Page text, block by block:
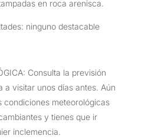
en roca arenisca.
ninguno destacable
Consulta la previsión
a visitar unos días antes. Aún
condiciones meteorológicas
y tienes que ir
inclemencia.